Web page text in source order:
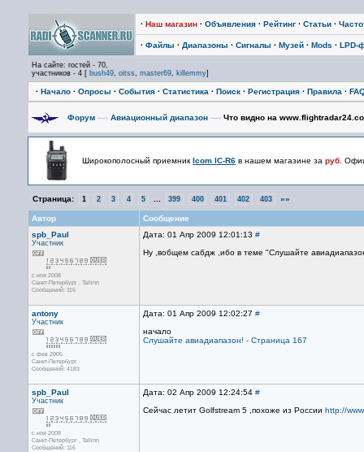
· Наш магазин · Объявления · Рейтинг · Статьи ·
· Файлы · Диапазоны · Сигналы · Музей · Mods · LPD-
На сайте: гостей - 70,
участников - 4 [ bush49, oitss, master69, killemmy]
· Начало · Опросы · События · Статистика · Поиск · Регистрация · Правила ·
Форум —› Авиационный диапазон —› Что видно на
Широкополосный приемник Icom IC-R6 в нашем магазине за руб.
Страница: 1 2 3 4 5 399 400 401 402 403 »»
Автор
Сообщение
spb_Paul
Участник
с ноя 2008
Санкт-Петербург , Tallinn
Сообщений: 116
Дата: 01 Апр 2009 12:01:13 #
Ну ,вобщем сабдж ,ибо в теме "Слушайте
antony
Участник
с фев 2005
Санкт-Петербург
Сообщений: 4183
Дата: 01 Апр 2009 12:02:27 #
начало
Слушайте авиадиапазон! - Страница 167
spb_Paul
Участник
с ноя 2008
Санкт-Петербург , Tallinn
Сообщений: 116
Дата: 02 Апр 2009 12:24:54 #
Сейчас летит Golfstream 5 ,похоже из России http://